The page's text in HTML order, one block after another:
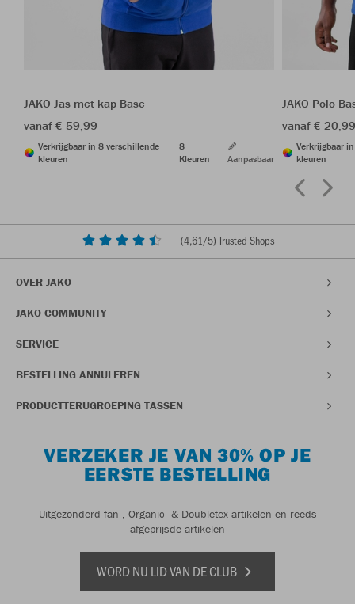
JAKO Jas met kap Base
vanaf € 59,99
Verkrijgbaar in 8 verschillende
kleuren
8
Kleuren
Aanpasbaar
JAKO Polo
vanaf €
Verkrijgbaar
kleuren
(4,61/5) Trusted Shops
OVER JAKO
JAKO COMMUNITY
SERVICE
BESTELLING ANNULEREN
PRODUCTTERUGROEPING TASSEN
VERZEKER JE VAN 30% OP JE
EERSTE BESTELLING
Uitgezonderd fan-, Organic- & Doubletex-artikelen en reeds
afgeprijsde artikelen
WORD NU LID VAN DE CLUB